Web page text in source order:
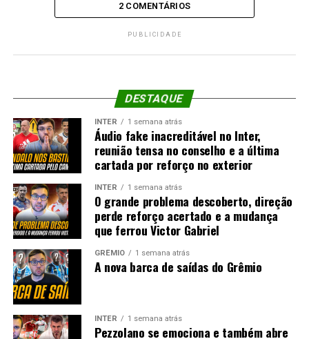
2 COMENTÁRIOS
PUBLICIDADE
DESTAQUE
INTER 1 semana atrás
Áudio fake inacreditável no Inter,
reunião tensa no conselho e a última
cartada por reforço no exterior
INTER 1 semana atrás
O grande problema descoberto, direção
perde reforço acertado e a mudança
que ferrou Victor Gabriel
GRÊMIO 1 semana atrás
A nova barca de saídas do Grêmio
INTER 1 semana atrás
Pezzolano se emociona e também abre